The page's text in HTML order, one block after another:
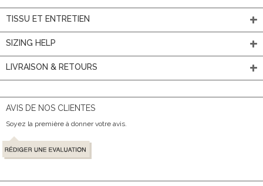
TISSU ET ENTRETIEN
SIZING HELP
LIVRAISON & RETOURS
AVIS DE NOS CLIENTES
Soyez la première à donner votre avis.